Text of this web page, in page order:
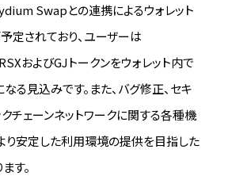
Swapとの連携によるウォレット
定されており、ユーザーは
およびGJトークンをウォレット内で
る見込みです。また、バグ修正、セキ
チェーンネットワークに関する各種機
り安定した利用環境の提供を目指した
す。